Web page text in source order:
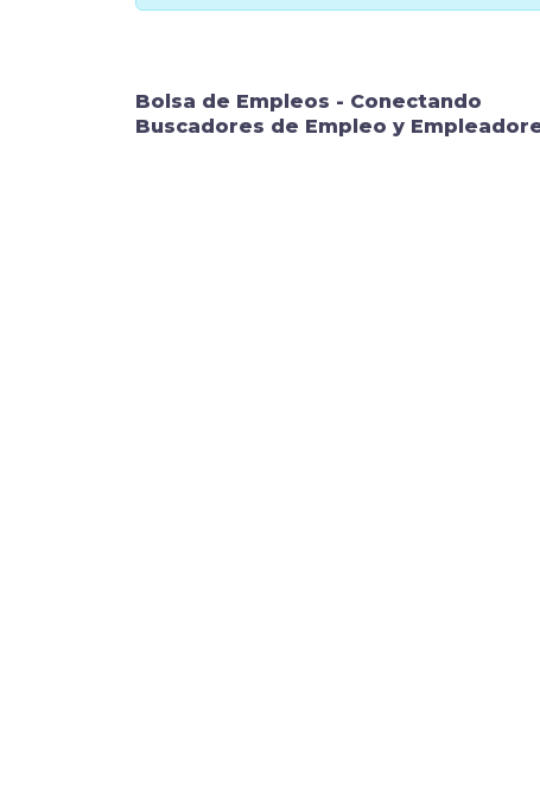
Bolsa de Empleos - Conectando
Buscadores de Empleo y